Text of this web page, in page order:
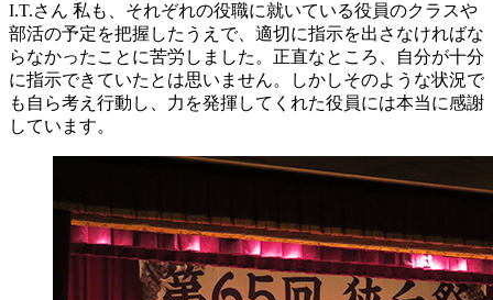
I.T.さん 私も、それぞれの役職に就いている役員のクラスや
部活の予定を把握したうえで、適切に指示を出さなければな
らなかったことに苦労しました。正直なところ、自分が十分
に指示できていたとは思いません。しかしそのような状況で
も自ら考え行動し、力を発揮してくれた役員には本当に感謝
しています。